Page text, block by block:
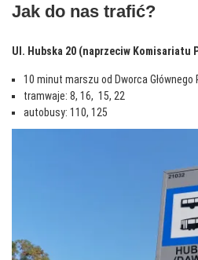
Jak do nas trafić?
Ul. Hubska 20 (naprzeciw Komisariatu
10 minut marszu od Dworca Głównego
tramwaje: 8, 16, 15, 22
autobusy: 110, 125